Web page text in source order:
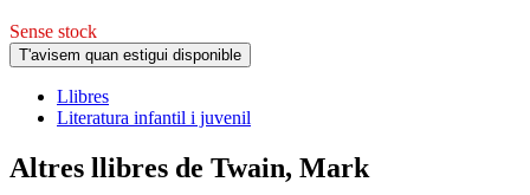
Sense stock
T'avisem quan estigui disponible
Llibres
Literatura infantil i juvenil
Altres llibres de Twain, Mark